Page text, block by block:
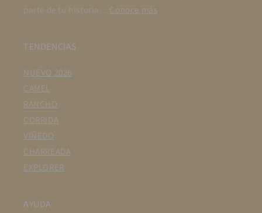
parte de tu historia... Conoce más
TENDENCIAS
NUEVO 2026
CAMEL
RANCHO
CORRIDA
VIÑEDO
CHARREADA
EXPLORER
AYUDA